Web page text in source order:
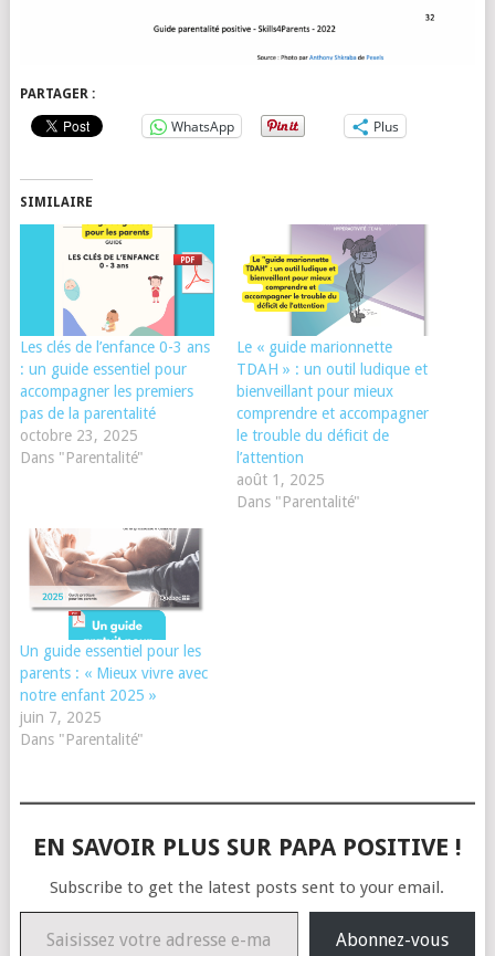
PARTAGER :
WhatsApp Plus
SIMILAIRE
Les clés de l’enfance 0-3 ans
: un guide essentiel pour
accompagner les premiers
pas de la parentalité
octobre 23, 2025
Dans "Parentalité"
Le « guide marionnette
TDAH » : un outil ludique et
bienveillant pour mieux
comprendre et accompagner
le trouble du déficit de
l’attention
août 1, 2025
Dans "Parentalité"
Un guide essentiel pour les
parents : « Mieux vivre avec
notre enfant 2025 »
juin 7, 2025
Dans "Parentalité"
EN SAVOIR PLUS SUR PAPA POSITIVE !
Subscribe to get the latest posts sent to your email.
Saisissez votre adresse e-mail…
Abonnez-vous